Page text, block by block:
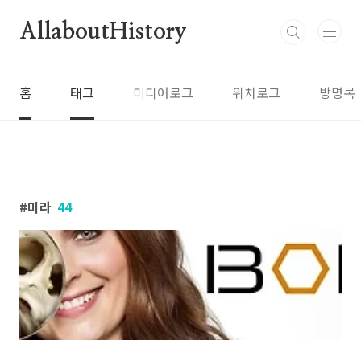
AllaboutHistory
홈 태그 미디어로그 위치로그 방명록
미라 44